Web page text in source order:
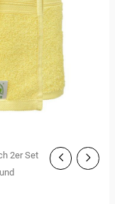
2er Set